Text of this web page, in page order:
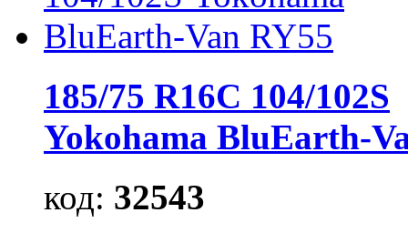
185/75 R16C 104/102S
Yokohama BluEarth-
код: 32543